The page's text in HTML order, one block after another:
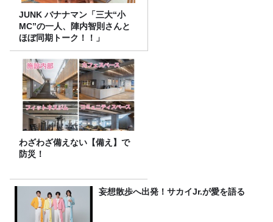
JUNK バナナマン「三大“小
MC”の一人、陣内智則さんと
ほぼ同期トーク！！」
わざわざ備えない【備え】で
防災！
妄想散歩へ出発！サカイJr.が愛を語る